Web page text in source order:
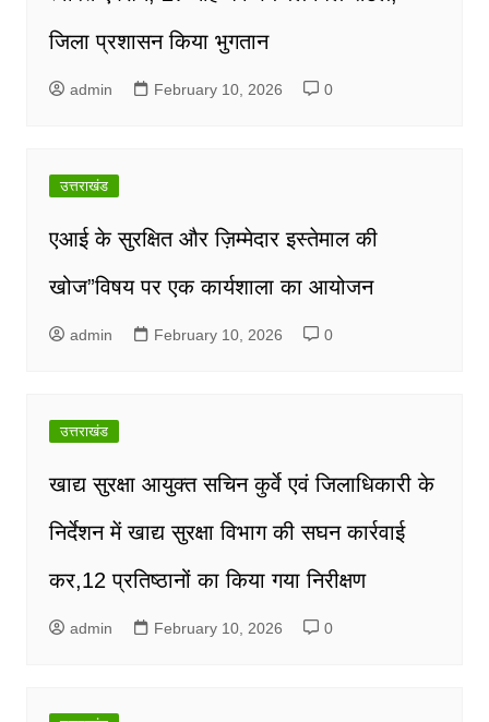
जिला प्रशासन किया भुगतान
admin February 10, 2026 0
उत्तराखंड
एआई के सुरक्षित और ज़िम्मेदार इस्तेमाल की
खोज”विषय पर एक कार्यशाला का आयोजन
admin February 10, 2026 0
उत्तराखंड
खाद्य सुरक्षा आयुक्त सचिन कुर्वे एवं जिलाधिकारी के
निर्देशन में खाद्य सुरक्षा विभाग की सघन कार्रवाई
कर,12 प्रतिष्ठानों का किया गया निरीक्षण
admin February 10, 2026 0